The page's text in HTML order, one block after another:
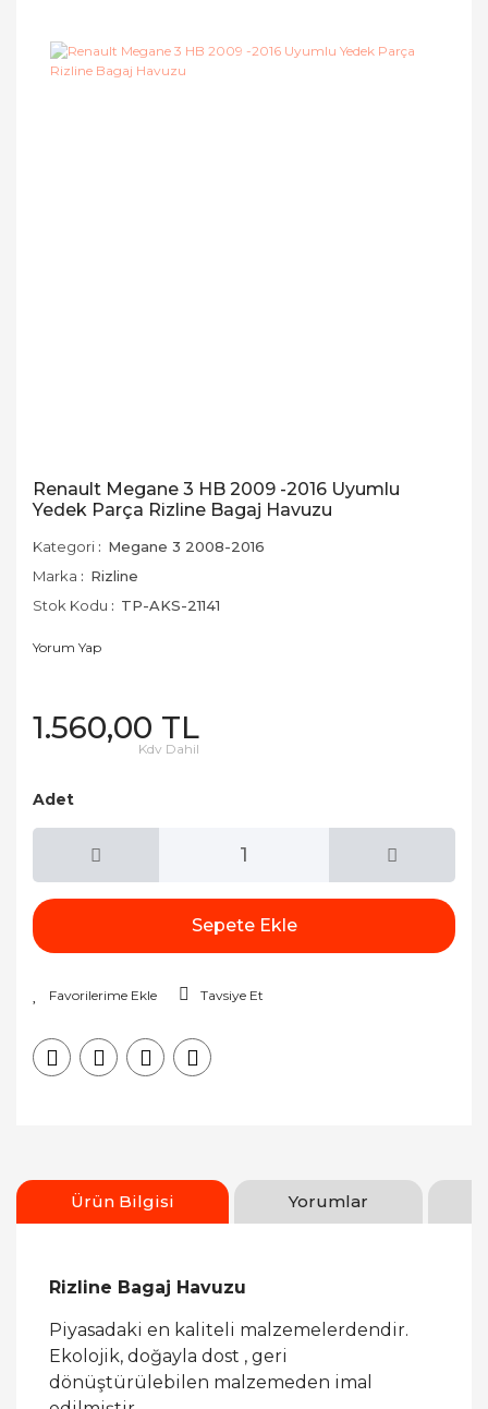
Renault Megane 3 HB 2009 -2016 Uyumlu
Yedek Parça Rizline Bagaj Havuzu
Kategori
Megane 3 2008-2016
Marka
Rizline
Stok Kodu
TP-AKS-21141
Yorum Yap
1.560,00 TL
Kdv Dahil
Adet
Sepete Ekle
Tavsiye Et
Ürün Bilgisi Yorumlar
Rizline Bagaj Havuzu
Piyasadaki en kaliteli malzemelerdendir.
Ekolojik, doğayla dost , geri
dönüştürülebilen malzemeden imal